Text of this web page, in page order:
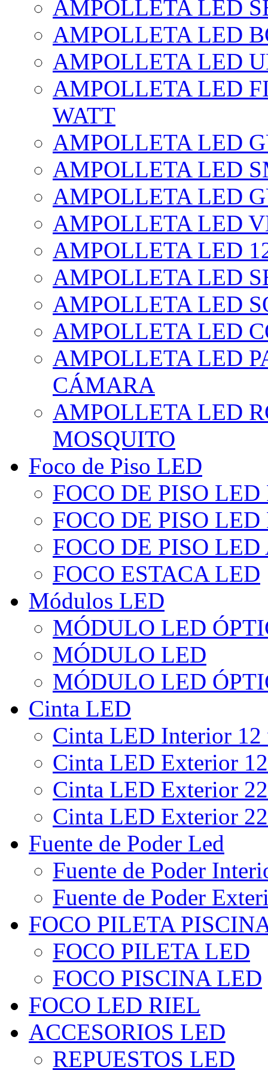
AMPOLLETA LED
AMPOLLETA LED
AMPOLLETA LED
AMPOLLETA LED
WATT
AMPOLLETA LED
AMPOLLETA LED
AMPOLLETA LED
AMPOLLETA LED
AMPOLLETA LED
AMPOLLETA LED
AMPOLLETA LED
AMPOLLETA LED
AMPOLLETA LED
CÁMARA
AMPOLLETA LED
MOSQUITO
Foco de Piso LED
FOCO DE PISO
FOCO DE PISO
FOCO DE PISO
FOCO ESTACA LED
Módulos LED
MÓDULO LED
MÓDULO LED
MÓDULO LED
Cinta LED
Cinta LED Interior
Cinta LED Exterior
Cinta LED Exterior
Cinta LED Exterior
Fuente de Poder Led
Fuente de Poder
Fuente de Poder
FOCO PILETA
FOCO PILETA LED
FOCO PISCINA LED
FOCO LED RIEL
ACCESORIOS LED
REPUESTOS LED